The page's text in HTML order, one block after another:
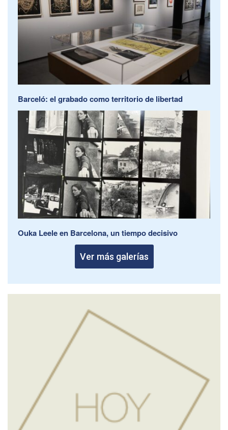
Barceló: el grabado como territorio de libertad
Ouka Leele en Barcelona, un tiempo decisivo
Ver más galerías